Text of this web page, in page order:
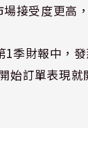
接受度更高
1季財報中，
始訂單表現